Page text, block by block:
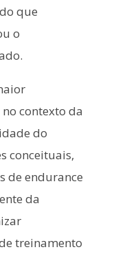
que
o
contexto da
do
conceituais,
de endurance
da
treinamento